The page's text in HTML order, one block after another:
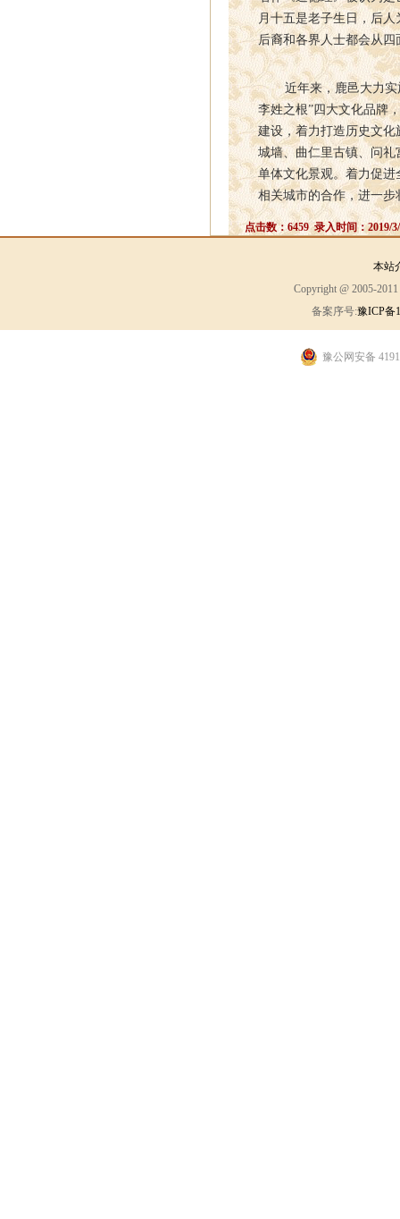
月十五是老子生日，后
后裔和各界人士都会从
近年来，鹿邑大力实施
李姓之根”四大文化品牌
建设，着力打造历史文
城墙、曲仁里古镇、问
单体文化景观。着力促
相关城市的合作，进一
点击数：6459 录入时间：2019/
本站
Copyright @ 2005-
备案序号:豫ICP备
豫公网安备